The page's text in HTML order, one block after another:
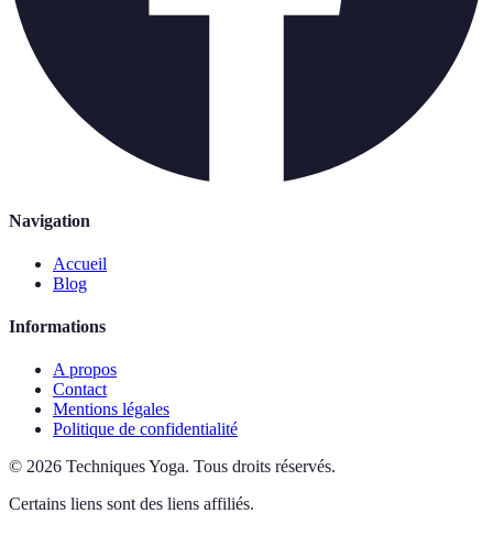
Navigation
Accueil
Blog
Informations
A propos
Contact
Mentions légales
Politique de confidentialité
© 2026 Techniques Yoga. Tous droits réservés.
Certains liens sont des liens affiliés.